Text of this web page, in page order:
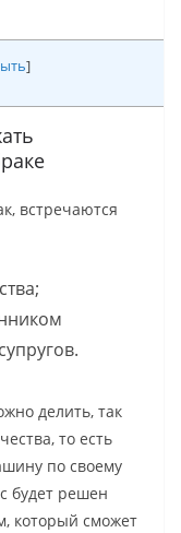
]
встречаются
делить, так
то есть
по своему
будет решен
который сможет